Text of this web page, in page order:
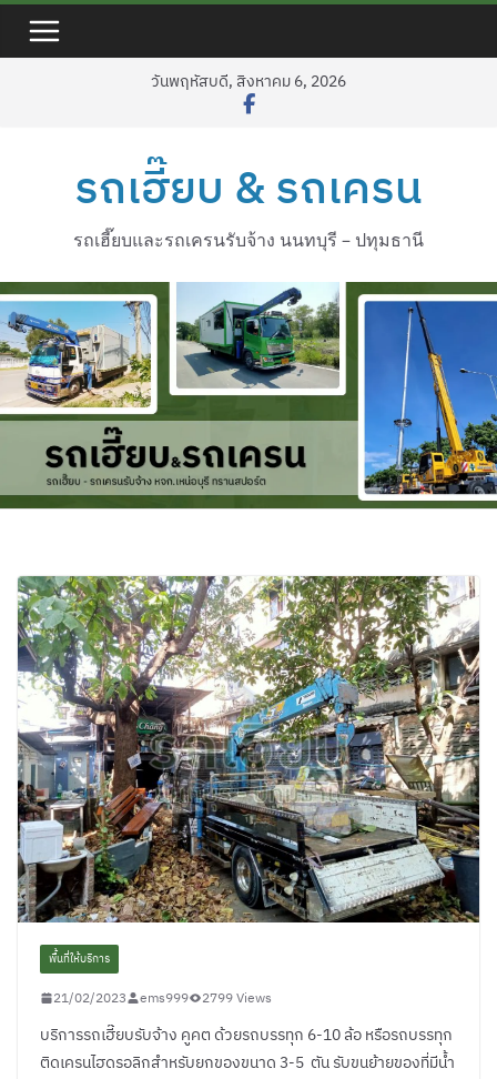
วันพฤหัสบดี, สิงหาคม 6, 2026
รถเฮี๊ยบ & รถเครน
รถเฮี๊ยบและรถเครนรับจ้าง นนทบุรี – ปทุมธานี
พื้นที่ให้บริการ
21/02/2023 ems999 2799 Views
บริการรถเฮี๊ยบรับจ้าง คูคต ด้วยรถบรรทุก 6-10 ล้อ หรือรถบรรทุก
ติดเครนไฮดรอลิกสำหรับยกของขนาด 3-5 ตัน รับขนย้ายของที่มีน้ำ